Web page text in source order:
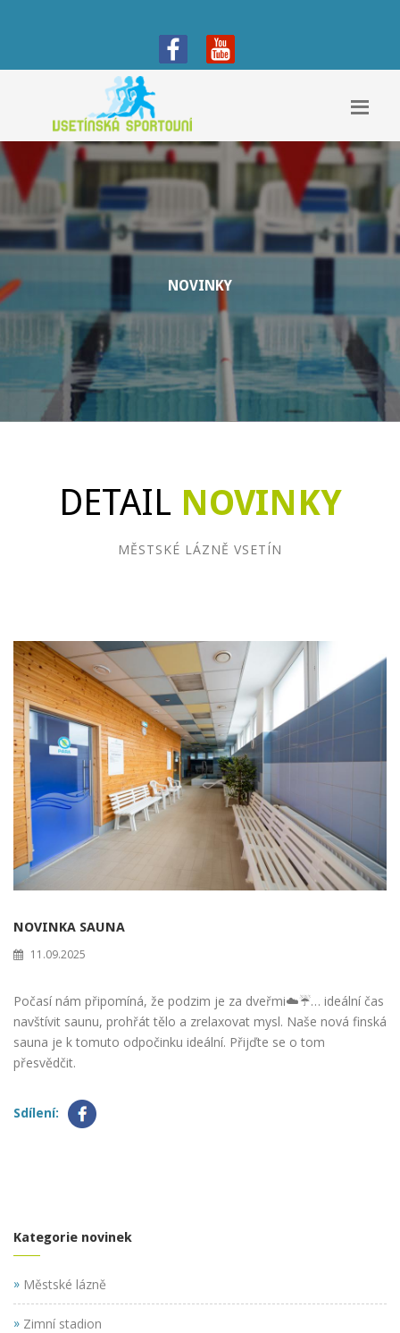
NOVINKY
DETAIL NOVINKY
MĚSTSKÉ LÁZNĚ VSETÍN
NOVINKA SAUNA
11.09.2025
Počasí nám připomíná, že podzim je za dveřmi☁️☔… ideální čas
navštívit saunu, prohřát tělo a zrelaxovat mysl. Naše nová finská
sauna je k tomuto odpočinku ideální. Přijďte se o tom
přesvědčit.
Sdílení:
Kategorie novinek
» Městské lázně
» Zimní stadion